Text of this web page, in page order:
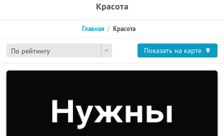
Красота
По рейтингу
Главная Красота
Показать на карте